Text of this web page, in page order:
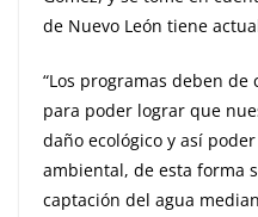
de Nuevo León tiene
“Los programas deben
para poder lograr que
daño ecológico y así
ambiental, de esta forma
captación del agua